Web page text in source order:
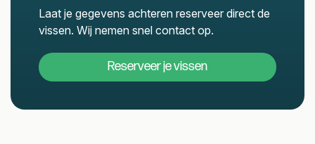
Laat je gegevens achteren reserveer direct de
vissen. Wij nemen snel contact op.
Reserveer je vissen